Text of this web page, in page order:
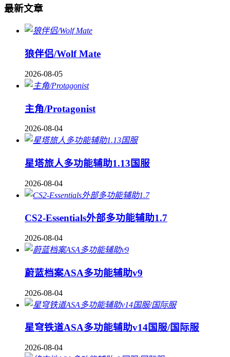
最新文章
狼伴侣/Wolf Mate
2026-08-05
主角/Protagonist
2026-08-04
星塔旅人多功能辅助1.13国服
2026-08-04
CS2-Essentials外部多功能辅助1.7
2026-08-04
蔚蓝档案ASA多功能辅助v9
2026-08-04
星穹铁道ASA多功能辅助v14国服/国际服
2026-08-04